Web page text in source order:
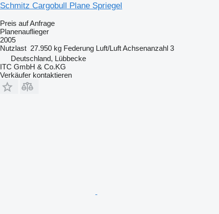
Schmitz Cargobull Plane Spriegel
Preis auf Anfrage
Planenauflieger
2005
Nutzlast 27.950 kg Federung Luft/LuftAchsenanzahl 3
Deutschland, Lübbecke
ITC GmbH & Co.KG
Verkäufer kontaktieren